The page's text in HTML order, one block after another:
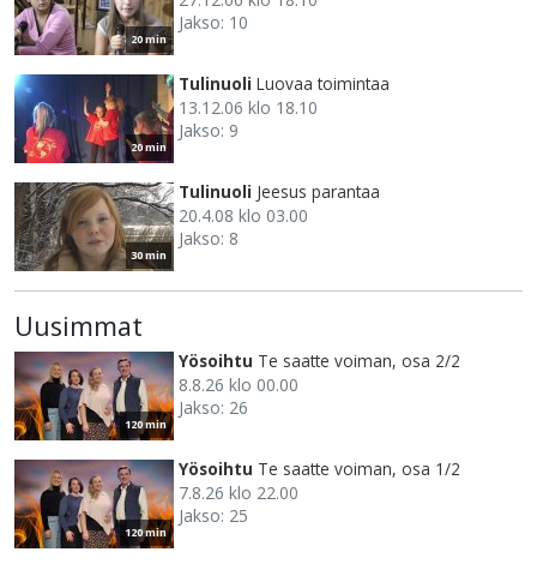
20 min
Jakso: 10
20 min
Tulinuoli Luovaa toimintaa
13.12.06 klo 18.10
Jakso: 9
30 min
Tulinuoli Jeesus parantaa
20.4.08 klo 03.00
Jakso: 8
Uusimmat
120 min
Yösoihtu Te saatte voiman, osa 2/2
8.8.26 klo 00.00
Jakso: 26
120 min
Yösoihtu Te saatte voiman, osa 1/2
7.8.26 klo 22.00
Jakso: 25